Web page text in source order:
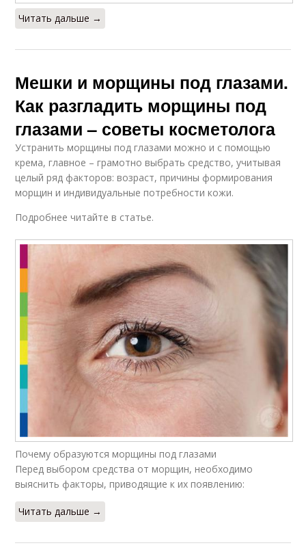
Читать дальше →
Мешки и морщины под глазами.
Как разгладить морщины под
глазами – советы косметолога
Устранить морщины под глазами можно и с помощью
крема, главное – грамотно выбрать средство, учитывая
целый ряд факторов: возраст, причины формирования
морщин и индивидуальные потребности кожи.
Подробнее читайте в статье.
Почему образуются морщины под глазами
Перед выбором средства от морщин, необходимо
выяснить факторы, приводящие к их появлению:
Читать дальше →